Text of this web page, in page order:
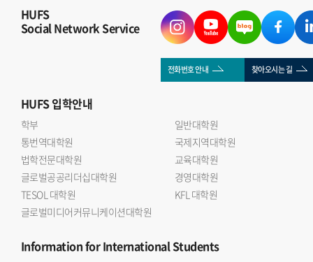
HUFS
Social Network Service
전화번호 안내 찾아오시는 길
HUFS입학안내
학부
일반대학원
통번역대학원
국제지역대학원
법학전문대학원
교육대학원
글로벌공공리더십대학원
경영대학원
TESOL 대학원
KFL 대학원
글로벌미디어커뮤니케이션대학원
Informationfor International Students